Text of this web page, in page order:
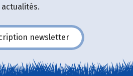
actualités.
newsletter